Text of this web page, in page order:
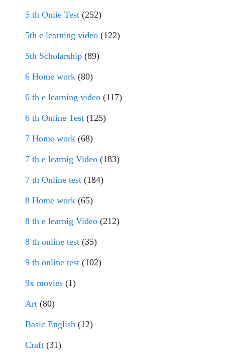
5 th Onlie Test (252)
5th e learning video (122)
5th Scholarship (89)
6 Home work (80)
6 th e learning video (117)
6 th Online Test (125)
7 Home work (68)
7 th e learnig Video (183)
7 th Online test (184)
8 Home work (65)
8 th e learnig Video (212)
8 th online test (35)
9 th online test (102)
9x movies (1)
Art (80)
Basic English (12)
Craft (31)